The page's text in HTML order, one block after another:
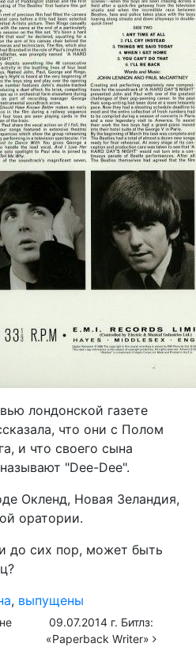
лондонской газете
что они с Полом
и что своего сына
"Dee-Dee".
Окленд, Новая Зеландия,
оратории.
до сих пор, может быть
, выпущены
09.07.2014 г. Битлз:
«Paperback Writer»